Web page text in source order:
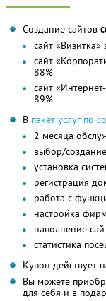
Cоздание сайтов
сайт «Визитка»
сайт
88%
сайт
89%
В пакет услуг по
2 месяца
выбор/
установка
регистрация
работа с
настройка
наполнение
статистика
Купон действует
Вы можете
для себя и в